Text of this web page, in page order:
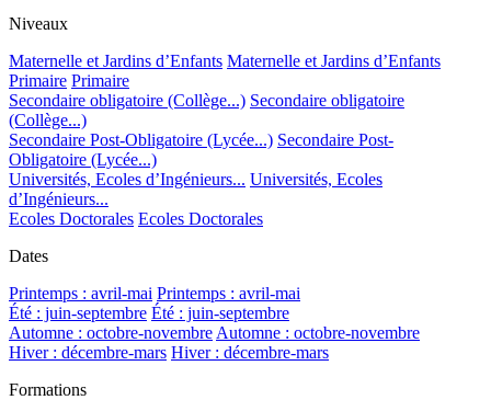
Niveaux
Maternelle et Jardins d’Enfants Maternelle et Jardins d’Enfants
Primaire Primaire
Secondaire obligatoire (Collège...) Secondaire obligatoire
(Collège...)
Secondaire Post-Obligatoire (Lycée...) Secondaire Post-
Obligatoire (Lycée...)
Universités, Ecoles d’Ingénieurs... Universités, Ecoles
d’Ingénieurs...
Ecoles Doctorales Ecoles Doctorales
Dates
Printemps : avril-mai Printemps : avril-mai
Été : juin-septembre Été : juin-septembre
Automne : octobre-novembre Automne : octobre-novembre
Hiver : décembre-mars Hiver : décembre-mars
Formations